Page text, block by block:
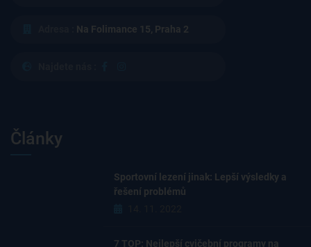
Na Folimance 15, Praha 2
Články
Sportovní lezení jinak: Lepší výsledky a
řešení problémů
7 TOP: Nejlepší cvičební programy na